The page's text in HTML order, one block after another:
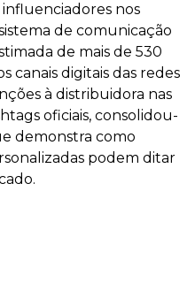
nos
de comunicação
de mais de 530
canais digitais das redes
à distribuidora nas
oficiais, consolidou-
demonstra como
podem ditar